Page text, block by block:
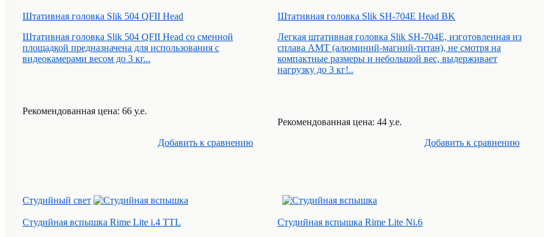
Штативная головка Slik 504 QFII Head
Штативная головка Slik 504 QFII Head со сменной
площадкой предназначена для использования с
видеокамерами весом до 3 кг...
Рекомендованная цена: 66 у.е.
Штативная головка Slik SH-704E Head BK
Легкая штативная головка Slik SH-704Е, изготовленная из
сплава АМТ (алюминий-магний-титан), не смотря на
компактные размеры и небольшой вес, выдерживает
нагрузку до 3 кг!..
Рекомендованная цена: 44 у.е.
Добавить к cравнению
Добавить к cравнению
Студийный свет
Студийная вспышка Rime Lite i.4 TTL
Студийная вспышка Rime Lite Ni.6